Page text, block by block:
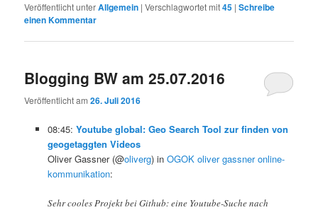
Veröffentlicht unterAllgemein |Verschlagwortet mit45 |Schreibe
einen Kommentar
Blogging BW am 25.07.2016
Veröffentlicht am26. Juli 2016
08:45: Youtube global: Geo Search Tool zur finden von
geogetaggten Videos
Oliver Gassner (@oliverg) in OGOK oliver gassner online-
kommunikation:
Sehr cooles Projekt bei Github: eine Youtube-Suche nach